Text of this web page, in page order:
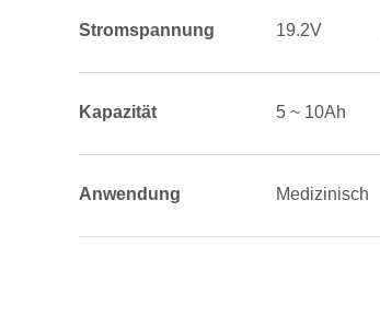
Stromspannung 19.2V
Kapazität 5 ~ 10Ah
Anwendung Medizinisch